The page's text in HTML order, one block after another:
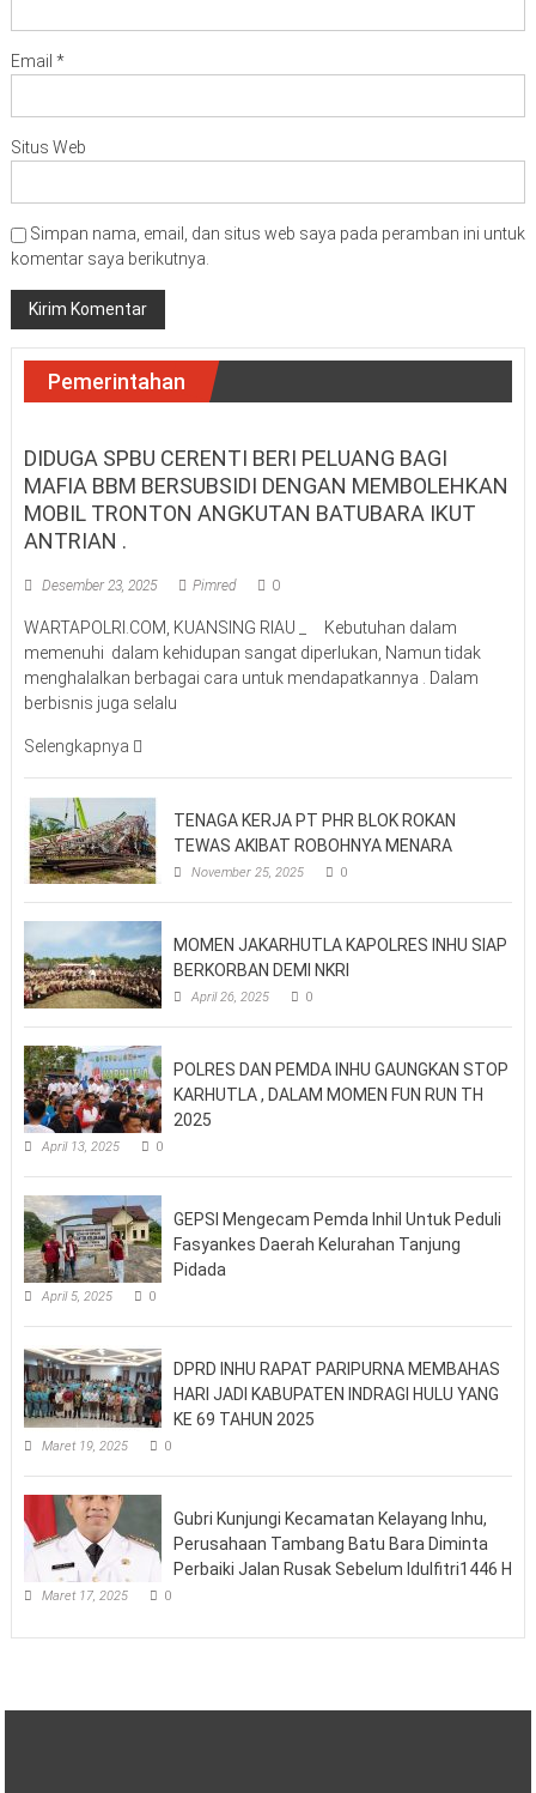
Email *
Situs Web
Simpan nama, email, dan situs web saya pada peramban ini untuk
komentar saya berikutnya.
Pemerintahan
DIDUGA SPBU CERENTI BERI PELUANG BAGI
MAFIA BBM BERSUBSIDI DENGAN MEMBOLEHKAN
MOBIL TRONTON ANGKUTAN BATUBARA IKUT
ANTRIAN .
Desember 23, 2025 Pimred 0
WARTAPOLRI.COM, KUANSING RIAU _ Kebutuhan dalam
memenuhi dalam kehidupan sangat diperlukan, Namun tidak
menghalalkan berbagai cara untuk mendapatkannya . Dalam
berbisnis juga selalu
Selengkapnya
TENAGA KERJA PT PHR BLOK ROKAN
TEWAS AKIBAT ROBOHNYA MENARA
November 25, 2025 0
MOMEN JAKARHUTLA KAPOLRES INHU SIAP
BERKORBAN DEMI NKRI
April 26, 2025 0
POLRES DAN PEMDA INHU GAUNGKAN STOP
KARHUTLA , DALAM MOMEN FUN RUN TH
2025
April 13, 2025 0
GEPSI Mengecam Pemda Inhil Untuk Peduli
Fasyankes Daerah Kelurahan Tanjung
Pidada
April 5, 2025 0
DPRD INHU RAPAT PARIPURNA MEMBAHAS
HARI JADI KABUPATEN INDRAGI HULU YANG
KE 69 TAHUN 2025
Maret 19, 2025 0
Gubri Kunjungi Kecamatan Kelayang Inhu,
Perusahaan Tambang Batu Bara Diminta
Perbaiki Jalan Rusak Sebelum Idulfitri1446 H
Maret 17, 2025 0